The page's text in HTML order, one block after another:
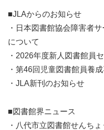
■JLAからのお知らせ
・日本図書館協会障害者
について
・2026年度新人図書館員
・第46回児童図書館員養
・JLA新刊のお知らせ
■図書館界ニュース
・八代市立図書館せんち